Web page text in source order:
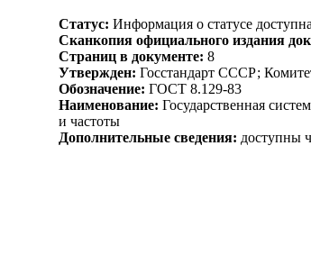
Статус: Информация о статусе
Сканкопия официального издания
Страниц в документе: 8
Утвержден: Госстандарт СССР;
Обозначение: ГОСТ 8.129-83
Наименование: Государственная
и частоты
Дополнительные сведения: доступны